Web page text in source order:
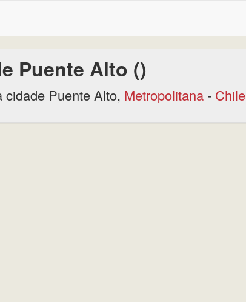
Puente Alto ()
cidade Puente Alto, Metropolitana- Chile